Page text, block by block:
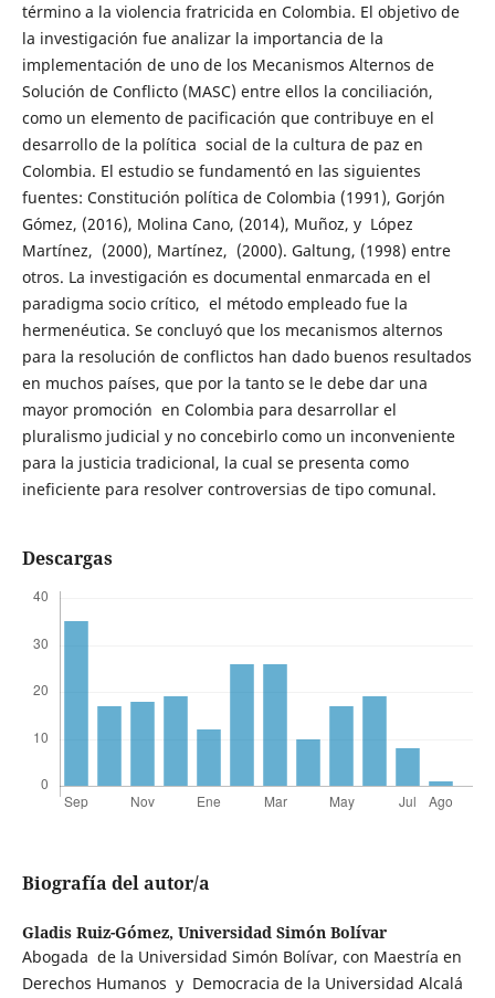
término a la violencia fratricida en Colombia. El objetivo de
la investigación fue analizar la importancia de la
implementación de uno de los Mecanismos Alternos de
Solución de Conflicto (MASC) entre ellos la conciliación,
como un elemento de pacificación que contribuye en el
desarrollo de la política social de la cultura de paz en
Colombia. El estudio se fundamentó en las siguientes
fuentes: Constitución política de Colombia (1991), Gorjón
Gómez, (2016), Molina Cano, (2014), Muñoz, y López
Martínez, (2000), Martínez, (2000). Galtung, (1998) entre
otros. La investigación es documental enmarcada en el
paradigma socio crítico, el método empleado fue la
hermenéutica. Se concluyó que los mecanismos alternos
para la resolución de conflictos han dado buenos resultados
en muchos países, que por la tanto se le debe dar una
mayor promoción en Colombia para desarrollar el
pluralismo judicial y no concebirlo como un inconveniente
para la justicia tradicional, la cual se presenta como
ineficiente para resolver controversias de tipo comunal.
Descargas
Biografía del autor/a
Gladis Ruiz-Gómez, Universidad Simón Bolívar
Abogada de la Universidad Simón Bolívar, con Maestría en
Derechos Humanos y Democracia de la Universidad Alcalá